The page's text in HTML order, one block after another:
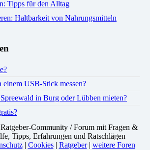
Tipps für den Alltag
Haltbarkeit von Nahrungsmitteln
einem USB-Stick messen?
in Burg oder Lübben mieten?
Community / Forum mit Fragen &
Tipps, Erfahrungen und Ratschlägen
| Cookies| Ratgeber| weitere Foren